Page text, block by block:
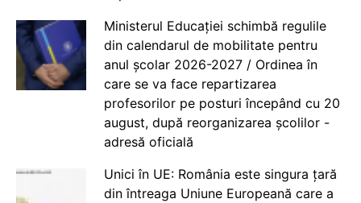
Ministerul Educației schimbă regulile
din calendarul de mobilitate pentru
anul școlar 2026-2027 / Ordinea în
care se va face repartizarea
profesorilor pe posturi începând cu 20
august, după reorganizarea școlilor -
adresă oficială
Unici în UE: România este singura țară
din întreaga Uniune Europeană care a